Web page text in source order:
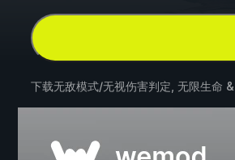
下载无敌模式/无视伤害判定, 无限生命 &